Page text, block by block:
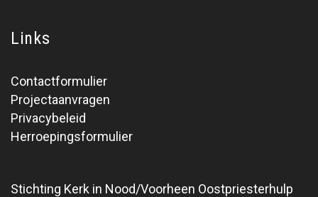
Links
Contactformulier
Projectaanvragen
Privacybeleid
Herroepingsformulier
Stichting Kerk in Nood/Voorheen Oostpriesterhulp